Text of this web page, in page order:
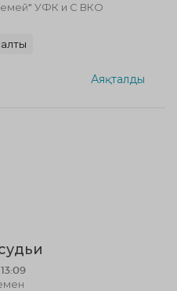
УФК и С ВКО
Аяқталды